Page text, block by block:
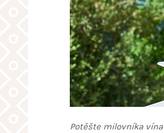
Potěšte milovníka